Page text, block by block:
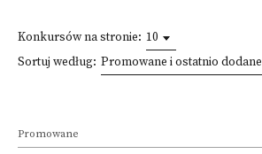
Konkursów na stronie: 10
Sortuj według: Promowane i ostatnio dodane
Promowane